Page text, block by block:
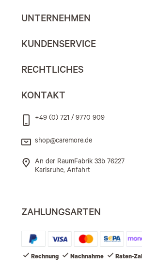
UNTERNEHMEN
KUNDENSERVICE
RECHTLICHES
KONTAKT
+49 (0) 721 / 9770 909
shop@caremore.de
An der RaumFabrik 33b 76227
Karlsruhe, Anfahrt
ZAHLUNGSARTEN
Rechnung Nachnahme Raten-